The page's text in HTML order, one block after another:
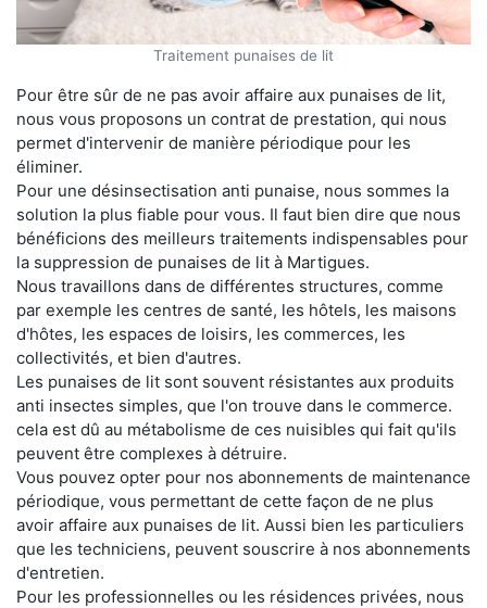
Traitement punaises de lit
Pour être sûr de ne pas avoir affaire aux punaises de lit,
nous vous proposons un contrat de prestation, qui nous
permet d'intervenir de manière périodique pour les
éliminer.
Pour une désinsectisation anti punaise, nous sommes la
solution la plus fiable pour vous. Il faut bien dire que nous
bénéficions des meilleurs traitements indispensables pour
la suppression de punaises de lit à Martigues.
Nous travaillons dans de différentes structures, comme
par exemple les centres de santé, les hôtels, les maisons
d'hôtes, les espaces de loisirs, les commerces, les
collectivités, et bien d'autres.
Les punaises de lit sont souvent résistantes aux produits
anti insectes simples, que l'on trouve dans le commerce.
cela est dû au métabolisme de ces nuisibles qui fait qu'ils
peuvent être complexes à détruire.
Vous pouvez opter pour nos abonnements de maintenance
périodique, vous permettant de cette façon de ne plus
avoir affaire aux punaises de lit. Aussi bien les particuliers
que les techniciens, peuvent souscrire à nos abonnements
d'entretien.
Pour les professionnelles ou les résidences privées, nous